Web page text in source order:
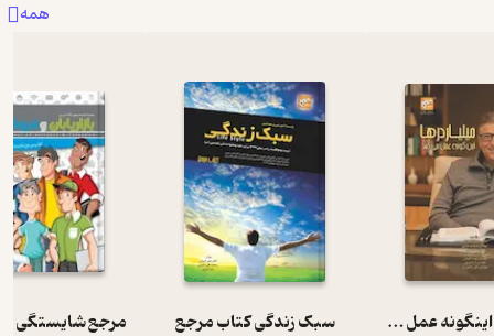
همه
ﻣﯿﻠﯿﺎردرﻫﺎ اﯾﻨﮕﻮﻧﻪ ﻋﻤﻞ ﻣﻰ ﮐﻨﻨﺪ سبک زندگی کتاب مرجع